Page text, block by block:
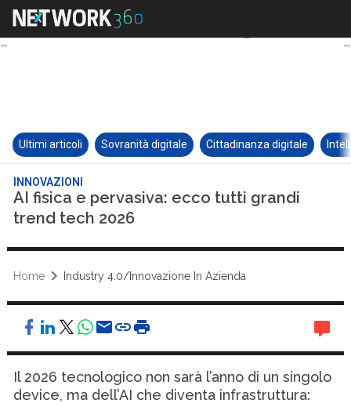
Ultimi articoli Sovranità digitale Cittadinanza digitale
INNOVAZIONI
AI fisica e pervasiva: ecco tutti grandi
trend tech 2026
Home Industry 4.0/Innovazione In Azienda
Il 2026 tecnologico non sarà l’anno di un singolo
device, ma dell’AI che diventa infrastruttura: